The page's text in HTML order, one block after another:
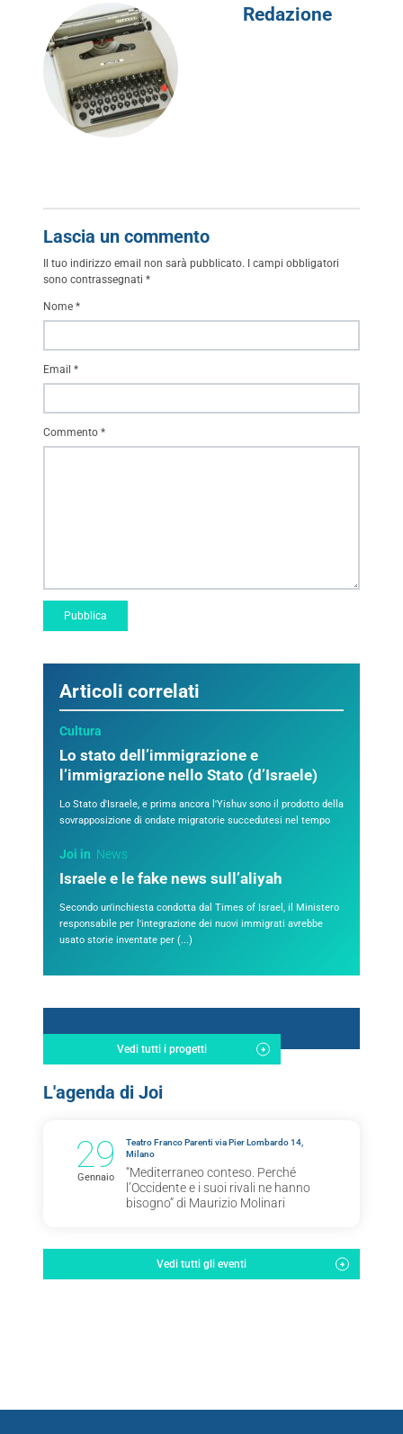
Articoli correlati
Cultura
Lo stato dell’immigrazione e
l’immigrazione nello Stato (d’Israele)
Lo Stato d'Israele, e prima ancora l'Yishuv sono il prodotto della
sovrapposizione di ondate migratorie succedutesi nel tempo
Joi in News
Israele e le fake news sull’aliyah
Secondo un'inchiesta condotta dal Times of Israel, il Ministero
responsabile per l'integrazione dei nuovi immigrati avrebbe
usato storie inventate per (...)
Vedi tutti i progetti
L'agenda di Joi
29
Gennaio
Teatro Franco Parenti via Pier Lombardo 14,
Milano
“Mediterraneo conteso. Perché
l’Occidente e i suoi rivali ne hanno
bisogno” di Maurizio Molinari
Vedi tutti gli eventi
Redazione
Lascia un commento
Il tuo indirizzo email non sarà pubblicato.
I campi obbligatori
sono contrassegnati *
Commento *
Nome *
Email *